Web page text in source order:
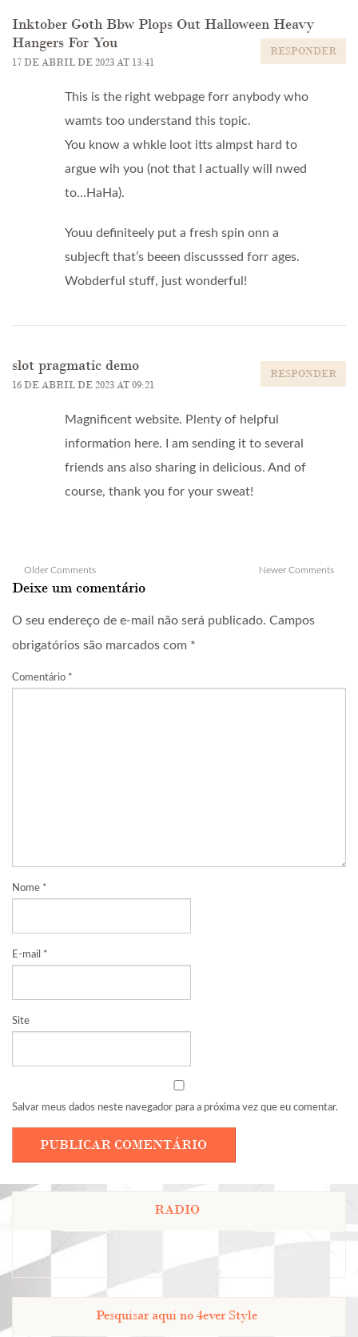
Inktober Goth Bbw Plops Out Halloween Heavy
Hangers For You
17 DE ABRIL DE 2023 AT 13:41
RESPONDER
This is the right webpage forr anybody who
wamts too understand this topic.
You know a whkle loot itts almpst hard to
argue wih you (not that I actually will nwed
to…HaHa).
Youu definiteely put a fresh spin onn a
subjecft that’s beeen discusssed forr ages.
Wobderful stuff, just wonderful!
slot pragmatic demo
16 DE ABRIL DE 2023 AT 09:21
RESPONDER
Magnificent website. Plenty of helpful
information here. I am sending it to several
friends ans also sharing in delicious. And of
course, thank you for your sweat!
Comment
navigation
Older Comments Newer Comments
Deixe um comentário
O seu endereço de e-mail não será publicado. Campos
obrigatórios são marcados com *
Comentário *
Nome *
E-mail *
Site
Salvar meus dados neste navegador para a próxima vez que eu comentar.
RADIO
Pesquisar aqui no 4ever Style